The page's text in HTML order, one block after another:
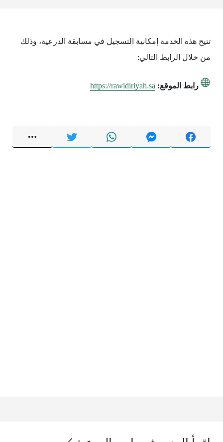
تتيح هذه الخدمة إمكانية التسجيل في مسابقة الدرعية، وذلك
من خلال الرابط التالي:
رابط الموقع: https://rawidiriyah.sa